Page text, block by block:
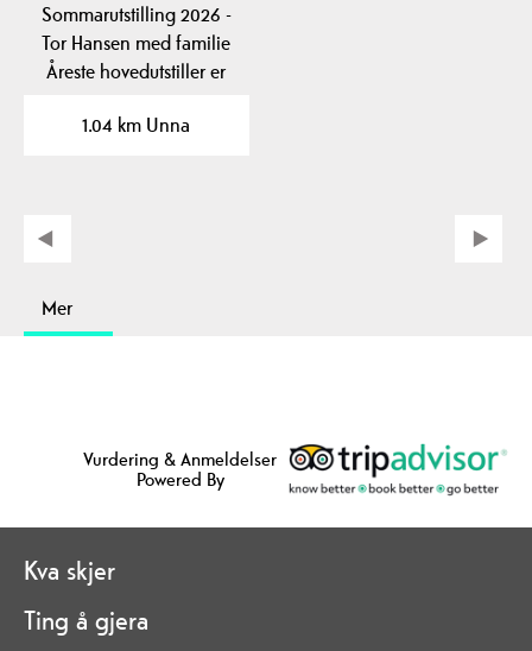
Sommarutstilling 2026 -
Tor Hansen med familie
Åreste hovedutstiller er
1.04 km Unna
Mer
Vurdering & Anmeldelser
Powered By
Kva skjer
Ting å gjera